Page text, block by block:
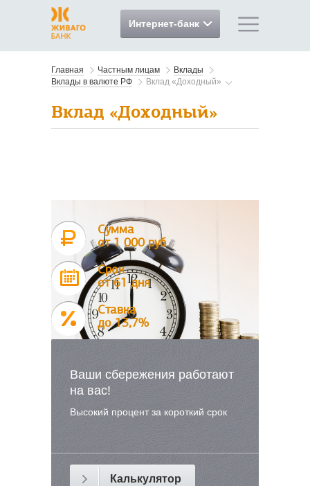
Интернет-банк
Главная Частным лицам
Вклады
Вклады в валюте РФ
Вклад «Доходный»
Вклад «Доходный»
Сумма
от 1 000 руб.
Срок
от 61 дня
Ставка
до 13,7%
Ваши сбережения работают
на вас!
Высокий процент за короткий срок
Калькулятор